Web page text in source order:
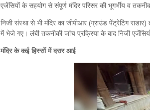
एजेंसियों के सहयोग से संपूर्ण मंदिर परिसर की भूगर्भीय व
निजी संस्था से भी मंदिर का जीपीआर (ग्राउंड पेंट्रेटिंग
में भेजे गए। लंबी तकनीकी जांच प्रक्रिया के बाद निजी
मंदिर के कई हिस्सों में दरार आई